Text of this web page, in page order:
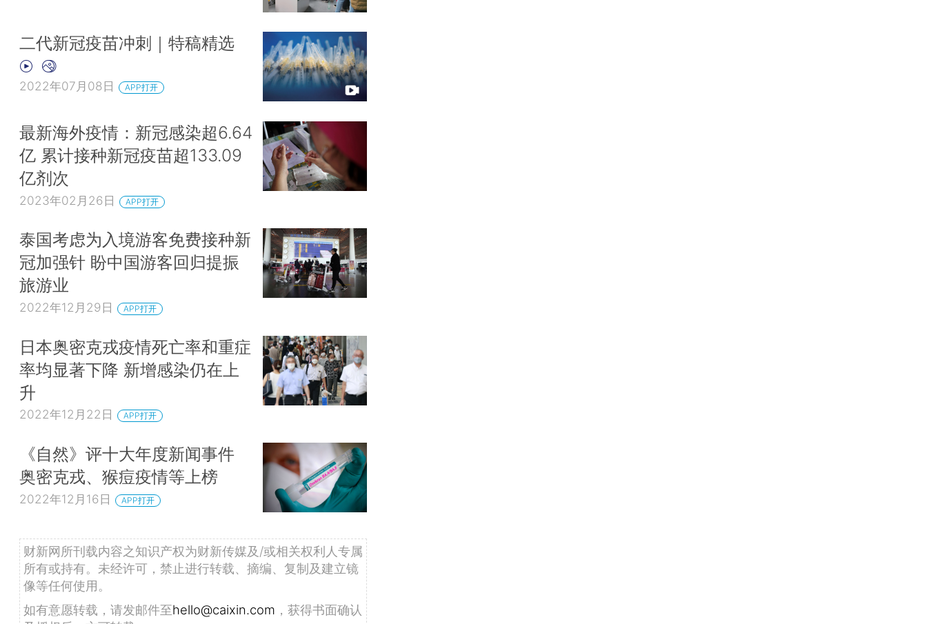
二代新冠疫苗冲刺｜特稿精选
2022年07月08日 APP打开
最新海外疫情：新冠感染超6.64
亿 累计接种新冠疫苗超133.09
亿剂次
2023年02月26日 APP打开
泰国考虑为入境游客免费接种新
冠加强针 盼中国游客回归提振
旅游业
2022年12月29日 APP打开
日本奥密克戎疫情死亡率和重症
率均显著下降 新增感染仍在上
升
2022年12月22日 APP打开
《自然》评十大年度新闻事件
奥密克戎、猴痘疫情等上榜
2022年12月16日 APP打开
财新网所刊载内容之知识产权为财新传媒及/或相关权利人专属
所有或持有。未经许可，禁止进行转载、摘编、复制及建立镜
像等任何使用。
如有意愿转载，请发邮件至hello@caixin.com ，获得书面确认